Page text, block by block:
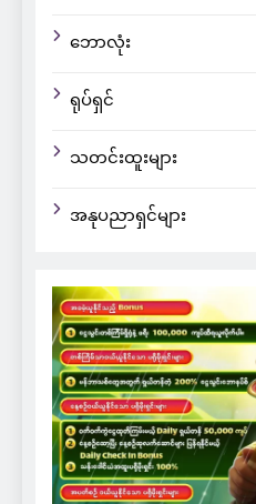
ဘောလုံး
ရုပ်ရှင်
သတင်းထူးများ
အနုပညာရှင်များ